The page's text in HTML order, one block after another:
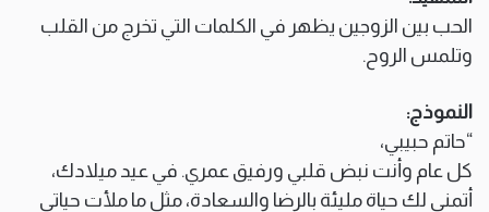
الحب بين الزوجين يظهر في الكلمات التي تخرج من القلب
وتلمس الروح.
النموذج:
“حاتم حبيبي،
كل عام وأنت نبض قلبي ورفيق عمري. في عيد ميلادك،
أتمنى لك حياة مليئة بالرضا والسعادة، مثل ما ملأت حياتي